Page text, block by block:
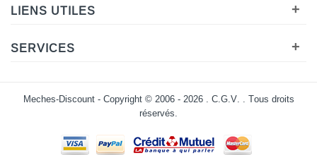
LIENS UTILES +
SERVICES +
Meches-Discount - Copyright © 2006 - 2026 . C.G.V.
. Tous droits
réservés.